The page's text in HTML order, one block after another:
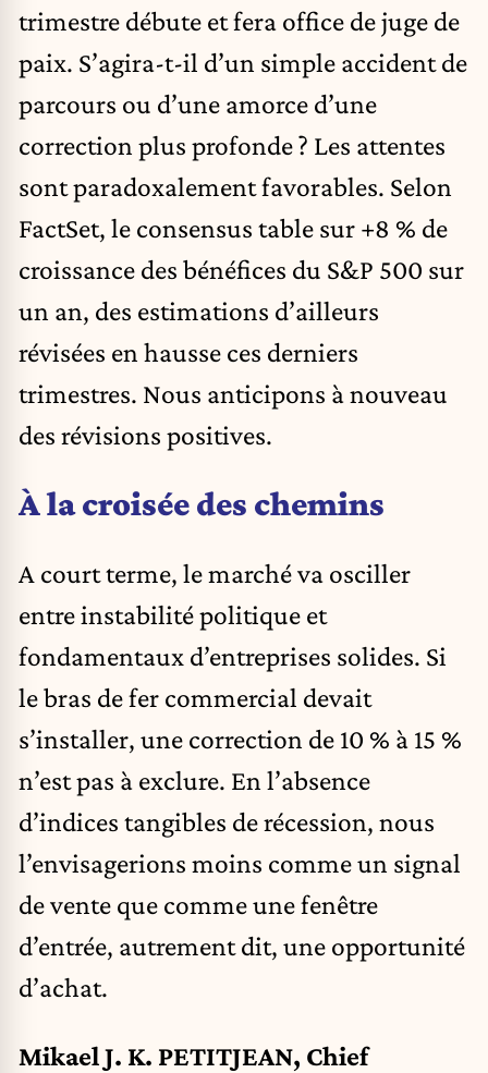
trimestre débute et fera office de juge de
paix. S’agira-t-il d’un simple accident de
parcours ou d’une amorce d’une
correction plus profonde ? Les attentes
sont paradoxalement favorables. Selon
FactSet, le consensus table sur +8 % de
croissance des bénéfices du S&P 500 sur
un an, des estimations d’ailleurs
révisées en hausse ces derniers
trimestres. Nous anticipons à nouveau
des révisions positives.
À la croisée des chemins
A court terme, le marché va osciller
entre instabilité politique et
fondamentaux d’entreprises solides. Si
le bras de fer commercial devait
s’installer, une correction de 10 % à 15 %
n’est pas à exclure. En l’absence
d’indices tangibles de récession, nous
l’envisagerions moins comme un signal
de vente que comme une fenêtre
d’entrée, autrement dit, une opportunité
d’achat.
Mikael J. K. PETITJEAN, Chief